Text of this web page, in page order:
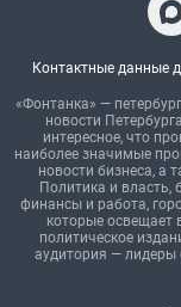
Контактные данные
«Фонтанка» —
новости
интересное, что
наиболее значимые
новости бизнеса, а
Политика и власть,
финансы и работа,
которые освещает
политическое
аудитория — лидеры